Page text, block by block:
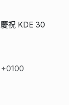
祝 KDE 30